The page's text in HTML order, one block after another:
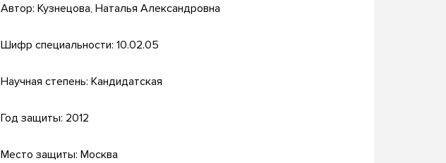
Автор: Кузнецова, Наталья Александровна
Шифр специальности: 10.02.05
Научная степень: Кандидатская
Год защиты: 2012
Место защиты: Москва